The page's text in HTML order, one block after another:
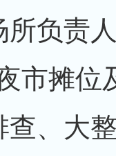
负责
市摊
查、大